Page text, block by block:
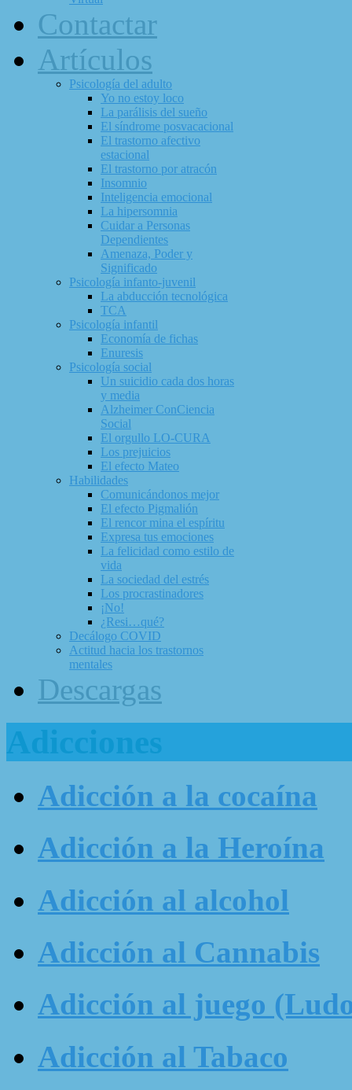
Contactar
Artículos
Psicología del adulto
Yo no estoy loco
La parálisis del sueño
El síndrome posvacacional
El trastorno afectivo
estacional
El trastorno por atracón
Insomnio
Inteligencia emocional
La hipersomnia
Cuidar a Personas
Dependientes
Amenaza, Poder y
Significado
Psicología infanto-juvenil
La abducción tecnológica
TCA
Psicología infantil
Economía de fichas
Enuresis
Psicología social
Un suicidio cada dos horas
y media
Alzheimer ConCiencia
Social
El orgullo LO-CURA
Los prejuicios
El efecto Mateo
Habilidades
Comunicándonos mejor
El efecto Pigmalión
El rencor mina el espíritu
Expresa tus emociones
La felicidad como estilo de
vida
La sociedad del estrés
Los procrastinadores
¡No!
¿Resi…qué?
Decálogo COVID
Actitud hacia los trastornos
mentales
Descargas
Adicciones
Adicción a la cocaína
Adicción a la Heroína
Adicción al alcohol
Adicción al Cannabis
Adicción al juego
Adicción al Tabaco